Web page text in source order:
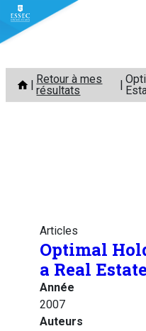
Aller
contenu
Retour à mes
résultats
Articles
Optimal
a Real
Année
2007
Auteurs